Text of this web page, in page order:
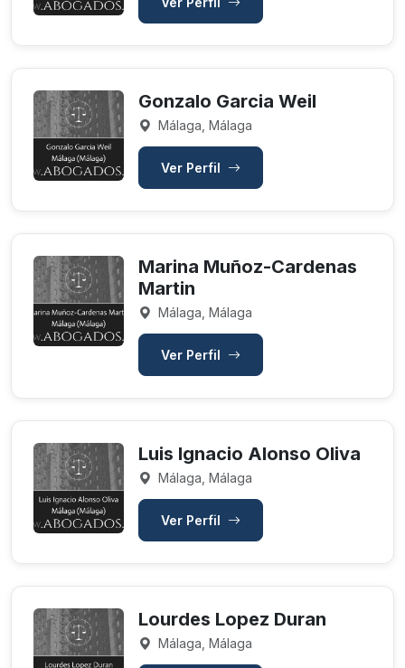
Gonzalo Garcia Weil
Málaga, Málaga
Ver Perfil
Marina Muñoz-Cardenas
Martin
Málaga, Málaga
Ver Perfil
Luis Ignacio Alonso Oliva
Málaga, Málaga
Ver Perfil
Lourdes Lopez Duran
Málaga, Málaga